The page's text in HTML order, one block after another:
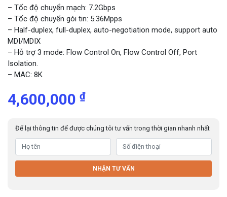
– Tốc độ chuyển mạch: 7.2Gbps
– Tốc độ chuyển gói tin: 5.36Mpps
– Half-duplex, full-duplex, auto-negotiation mode, support auto
MDI/MDIX
– Hỗ trợ 3 mode: Flow Control On, Flow Control Off, Port
Isolation.
– MAC: 8K
4,600,000 ₫
Để lại thông tin để được chúng tôi tư vấn trong thời gian nhanh nhất
NHẬN TƯ VẤN